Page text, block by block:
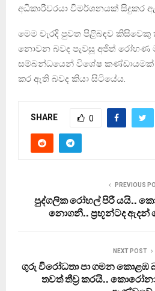
අධිකාරීවරයා විමර්ශනයක් සිදුකර
මෙම චැරදි පුවත පිළිබඳව
නොවන බවද පැවසූ අජිත් රෝහණ
සම්බන්ධයෙන් විශේෂ
කර ඇති බවද කියා සිටියේය.
SHARE 0
PREVIOUS
පුද්ගලික රෝහල් පිරී යයි..
නොගනී.. ප‍්‍රභූන්ටද ඇදන්
NEXT POST
ගුරු විරෝධතා පා ගමන කොළඹ
තවත් තීව‍්‍ර කරයි..